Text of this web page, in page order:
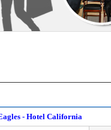
- Hotel California